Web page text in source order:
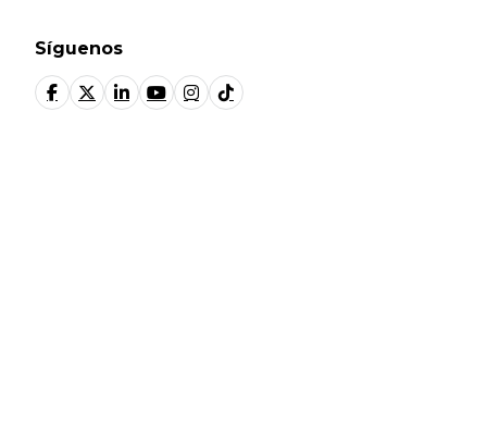
Síguenos